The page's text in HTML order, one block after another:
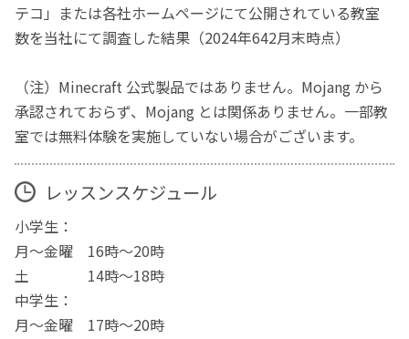
テコ」または各社ホームページにて公開されている教室
数を当社にて調査した結果（2024年642月末時点）
（注）Minecraft 公式製品ではありません。Mojang から
承認されておらず、Mojang とは関係ありません。一部教
室では無料体験を実施していない場合がございます。
レッスンスケジュール
小学生：
月～金曜 16時～20時
土 14時～18時
中学生：
月～金曜 17時～20時